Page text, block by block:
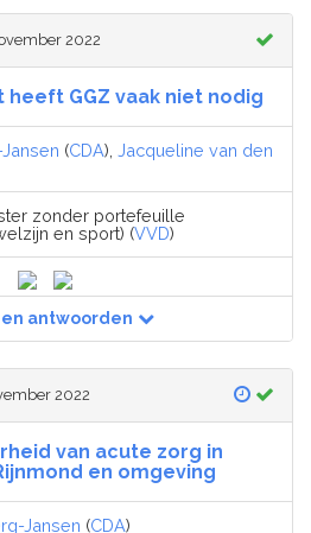
2022
heeft GGZ vaak niet nodig
(CDA), Jacqueline van den
zonder portefeuille
en sport) (VVD)
antwoorden
2022
van acute zorg in
en omgeving
Jansen (CDA)